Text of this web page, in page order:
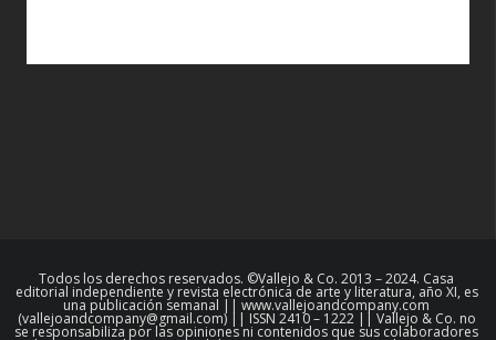
Todos los derechos reservados. ©Vallejo & Co. 2013 – 2024. Casa
editorial independiente y revista electrónica de arte y literatura, año XI, es
una publicación semanal || www.vallejoandcompany.com
(vallejoandcompany@gmail.com) || ISSN 2410 – 1222 || Vallejo & Co. no
se responsabiliza por las opiniones ni contenidos que sus colaboradores